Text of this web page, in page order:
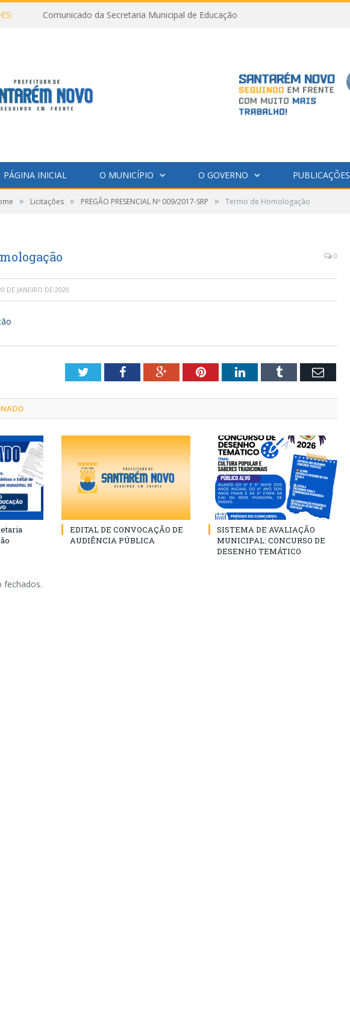
Comunicado da Secretaria Municipal de Educação
PÁGINA INICIAL O MUNICÍPIO O GOVERNO PUBLICAÇÕES
» Licitações » PREGÃO PRESENCIAL Nº 009/2017-SRP » Termo de Homologação
0
DE JANEIRO DE 2020
TwitterFacebookGoogle+PinterestLinkedInTumblr Email
EDITAL DE CONVOCAÇÃO DE
AUDIÊNCIA PÚBLICA
SISTEMA DE AVALIAÇÃO
MUNICIPAL: CONCURSO DE
DESENHO TEMÁTICO
fechados.